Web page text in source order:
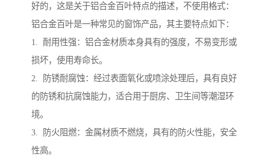
好的，这是关于铝合金百叶特点的描述，不使用格式：
铝合金百叶是一种常见的窗饰产品，其主要特点如下：
1. 耐用性强：铝合金材质本身具有的强度，不易变形或
损坏，使用寿命长。
2. 防锈耐腐蚀：经过表面氧化或喷涂处理后，具有良好
的防锈和抗腐蚀能力，适合用于厨房、卫生间等潮湿环
境。
3. 防火阻燃：金属材质不燃烧，具有的防火性能，安全
性高。